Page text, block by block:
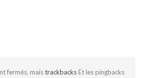
fermés, maistrackbacks Et les pingbacks